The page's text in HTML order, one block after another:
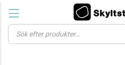
Products
search